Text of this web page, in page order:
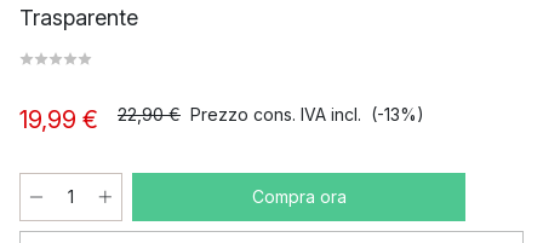
Trasparente
19,99 € 22,90 € Prezzo cons. IVA incl. (-13%)
Compra ora